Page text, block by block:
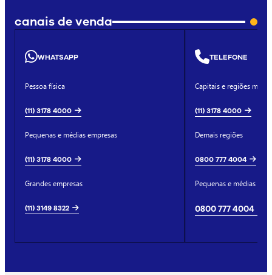
canais de venda
WHATSAPP
Pessoa física
(11) 3178 4000
Pequenas e médias empresas
(11) 3178 4000
Grandes empresas
(11) 3149 8322
TELEFONE
Capitais e regiões
(11) 3178 4000
Demais regiões
0800 777 4004
Pequenas e médias
0800 777 4004